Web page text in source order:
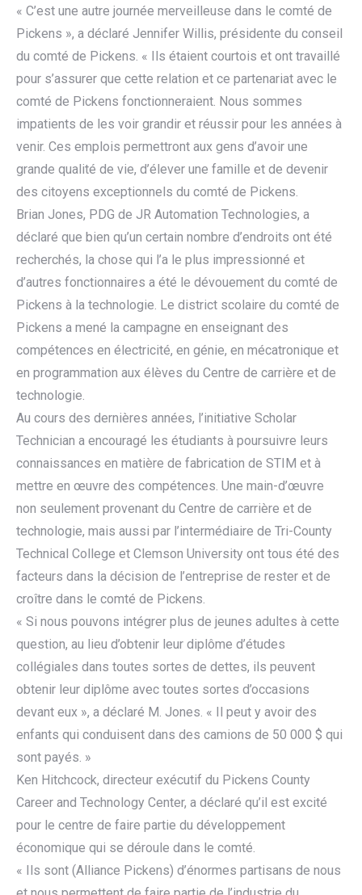
« C’est une autre journée merveilleuse dans le comté de
Pickens », a déclaré Jennifer Willis, présidente du conseil
du comté de Pickens. « Ils étaient courtois et ont travaillé
pour s’assurer que cette relation et ce partenariat avec le
comté de Pickens fonctionneraient. Nous sommes
impatients de les voir grandir et réussir pour les années à
venir. Ces emplois permettront aux gens d’avoir une
grande qualité de vie, d’élever une famille et de devenir
des citoyens exceptionnels du comté de Pickens.
Brian Jones, PDG de JR Automation Technologies, a
déclaré que bien qu’un certain nombre d’endroits ont été
recherchés, la chose qui l’a le plus impressionné et
d’autres fonctionnaires a été le dévouement du comté de
Pickens à la technologie. Le district scolaire du comté de
Pickens a mené la campagne en enseignant des
compétences en électricité, en génie, en mécatronique et
en programmation aux élèves du Centre de carrière et de
technologie.
Au cours des dernières années, l’initiative Scholar
Technician a encouragé les étudiants à poursuivre leurs
connaissances en matière de fabrication de STIM et à
mettre en œuvre des compétences. Une main-d’œuvre
non seulement provenant du Centre de carrière et de
technologie, mais aussi par l’intermédiaire de Tri-County
Technical College et Clemson University ont tous été des
facteurs dans la décision de l’entreprise de rester et de
croître dans le comté de Pickens.
« Si nous pouvons intégrer plus de jeunes adultes à cette
question, au lieu d’obtenir leur diplôme d’études
collégiales dans toutes sortes de dettes, ils peuvent
obtenir leur diplôme avec toutes sortes d’occasions
devant eux », a déclaré M. Jones. « Il peut y avoir des
enfants qui conduisent dans des camions de 50 000 $ qui
sont payés. »
Ken Hitchcock, directeur exécutif du Pickens County
Career and Technology Center, a déclaré qu’il est excité
pour le centre de faire partie du développement
économique qui se déroule dans le comté.
« Ils sont (Alliance Pickens) d’énormes partisans de nous